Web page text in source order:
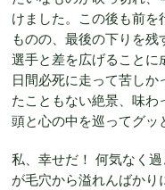
けました。この後も前を
ものの、最後の下りを
選手と差を広げることに
日間必死に走って苦し
たこともない絶景、味わ
頭と心の中を巡ってグッ
私、幸せだ！ 何気なく
が毛穴から溢れんばか